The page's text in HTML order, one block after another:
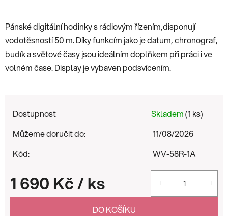
Pánské digitální hodinky s rádiovým řízením,disponují
vodotěsností 50 m. Díky funkcím jako je datum, chronograf,
budík a světové časy jsou ideálním doplňkem při práci i ve
volném čase. Display je vybaven podsvícením.
Dostupnost Skladem(1 ks)
Můžeme doručit do:
11/08/2026
Kód:
WV-58R-1A
1 690 Kč/ ks
Měrná cena:
DO KOŠÍKU